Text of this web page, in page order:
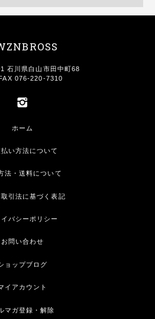
石川県白山市田中町68
076-220-7310
ホーム
い方法について
法・送料について
引法に基づく表記
バシーポリシー
お問い合わせ
ョップブログ
イアカウント
マガ登録・解除